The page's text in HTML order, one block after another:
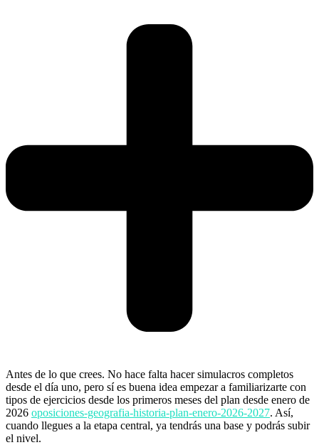
Antes de lo que crees. No hace falta hacer simulacros completos
desde el día uno, pero sí es buena idea empezar a familiarizarte con
tipos de ejercicios desde los primeros meses del plan desde enero de
2026 oposiciones-geografia-historia-plan-enero-2026-2027. Así,
cuando llegues a la etapa central, ya tendrás una base y podrás subir
el nivel.